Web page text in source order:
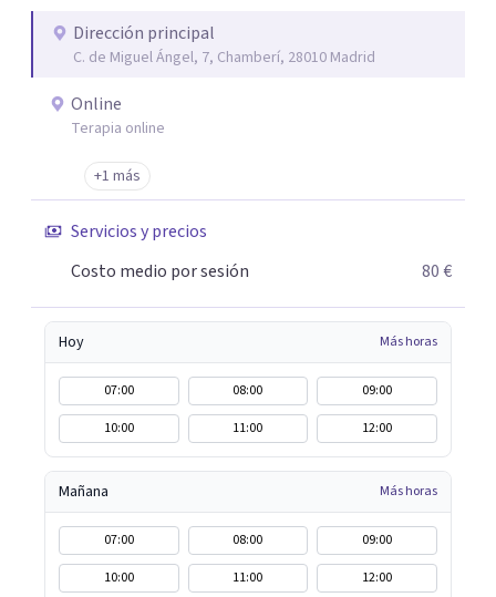
además con un servicio de hipnosis regresiva para el
trabajo de "Terapia del Alma".
Dirección principal
C. de Miguel Ángel, 7, Chamberí, 28010 Madrid
Online
Terapia online
+1 más
Servicios y precios
Costo medio por sesión
80 €
Hoy Más horas
07:00 08:00
09:00
10:00
11:00 12:00
Mañana Más horas
07:00 08:00
09:00
10:00
11:00 12:00